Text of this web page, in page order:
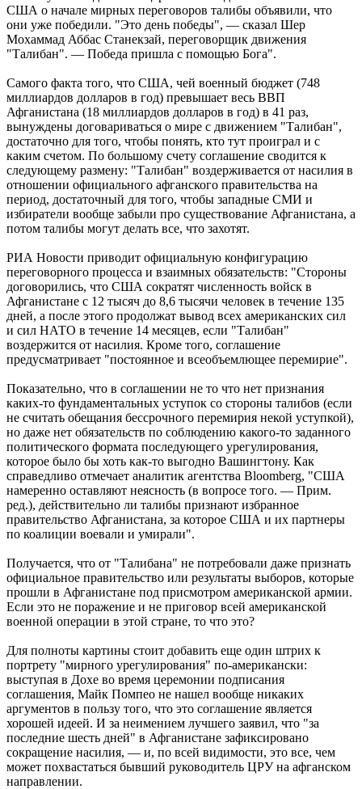
США о начале мирных переговоров талибы объявили, что
они уже победили. "Это день победы", — сказал Шер
Мохаммад Аббас Станекзай, переговорщик движения
"Талибан". — Победа пришла с помощью Бога".
Самого факта того, что США, чей военный бюджет (748
миллиардов долларов в год) превышает весь ВВП
Афганистана (18 миллиардов долларов в год) в 41 раз,
вынуждены договариваться о мире с движением "Талибан",
достаточно для того, чтобы понять, кто тут проиграл и с
каким счетом. По большому счету соглашение сводится к
следующему размену: "Талибан" воздерживается от насилия в
отношении официального афганского правительства на
период, достаточный для того, чтобы западные СМИ и
избиратели вообще забыли про существование Афганистана, а
потом талибы могут делать все, что захотят.
РИА Новости приводит официальную конфигурацию
переговорного процесса и взаимных обязательств: "Стороны
договорились, что США сократят численность войск в
Афганистане с 12 тысяч до 8,6 тысячи человек в течение 135
дней, а после этого продолжат вывод всех американских сил
и сил НАТО в течение 14 месяцев, если "Талибан"
воздержится от насилия. Кроме того, соглашение
предусматривает "постоянное и всеобъемлющее перемирие".
Показательно, что в соглашении не то что нет признания
каких-то фундаментальных уступок со стороны талибов (если
не считать обещания бессрочного перемирия некой уступкой),
но даже нет обязательств по соблюдению какого-то заданного
политического формата последующего урегулирования,
которое было бы хоть как-то выгодно Вашингтону. Как
справедливо отмечает аналитик агентства Bloomberg, "США
намеренно оставляют неясность (в вопросе того. — Прим.
ред.), действительно ли талибы признают избранное
правительство Афганистана, за которое США и их партнеры
по коалиции воевали и умирали".
Получается, что от "Талибана" не потребовали даже признать
официальное правительство или результаты выборов, которые
прошли в Афганистане под присмотром американской армии.
Если это не поражение и не приговор всей американской
военной операции в этой стране, то что это?
Для полноты картины стоит добавить еще один штрих к
портрету "мирного урегулирования" по-американски:
выступая в Дохе во время церемонии подписания
соглашения, Майк Помпео не нашел вообще никаких
аргументов в пользу того, что это соглашение является
хорошей идеей. И за неимением лучшего заявил, что "за
последние шесть дней" в Афганистане зафиксировано
сокращение насилия, — и, по всей видимости, это все, чем
может похвастаться бывший руководитель ЦРУ на афганском
направлении.